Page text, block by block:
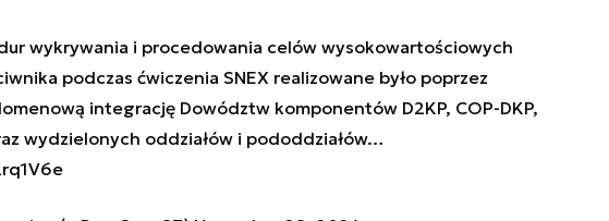
wykrywania i procedowania celów wysokowartościowych
podczas ćwiczenia SNEX realizowane było poprzez
integrację Dowództw komponentów D2KP, COP-DKP,
wydzielonych oddziałów i pododdziałów…